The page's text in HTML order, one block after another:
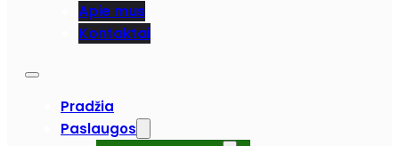
Apie mus
Kontaktai
Pradžia
Paslaugos